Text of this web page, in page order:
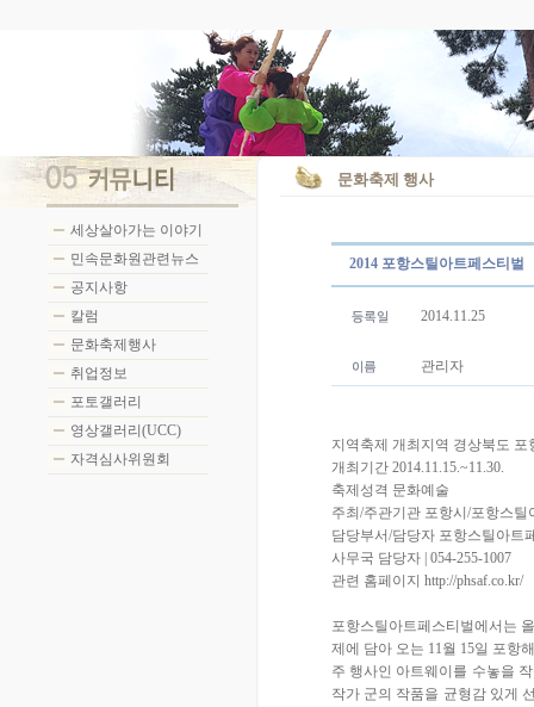
세상살아가는 이야기
민속문화원관련뉴스
공지사항
칼럼
문화축제행사
취업정보
포토갤러리
영상갤러리(UCC)
자격심사위원회
문화축제 행사
2014 포항스틸아트페스티벌
2014.11.25
관리자
지역축제 개최지역 경상북도 포
개최기간 2014.11.15.~11.30.
축제성격 문화예술
주최/주관기관 포항시/포항스
담당부서/담당자 포항스틸아트
사무국 담당자 | 054-255-1007
관련 홈페이지 http://phsaf.co.kr/
포항스틸아트페스티벌에서는
제에 담아 오는 11월 15일 포항
주 행사인 아트웨이를 수놓을
작가 군의 작품을 균형감 있게